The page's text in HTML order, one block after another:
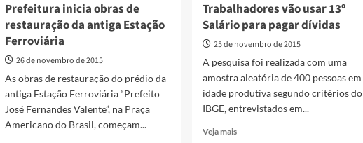
febre
aftosa
termina
próxima
segunda
rede
estadual
hoje
Prefeitura inicia obras de
restauração da antiga Estação
Ferroviária
26 de novembro de 2015
As obras de restauração do prédio da
antiga Estação Ferroviária “Prefeito
José Fernandes Valente”, na Praça
Americano do Brasil, começam...
Trabalhadores vão usar 13º
Salário para pagar dívidas
25 de novembro de 2015
A pesquisa foi realizada com uma
amostra aleatória de 400 pessoas em
idade produtiva segundo critérios do
IBGE, entrevistados em...
Veja maisRead